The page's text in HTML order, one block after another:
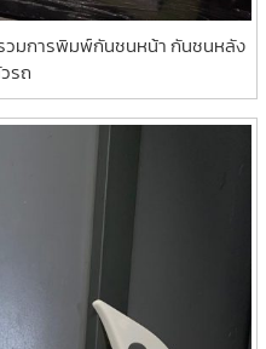
วมการพิมพ์กันชนหน้า กันชนหลัง
รถ